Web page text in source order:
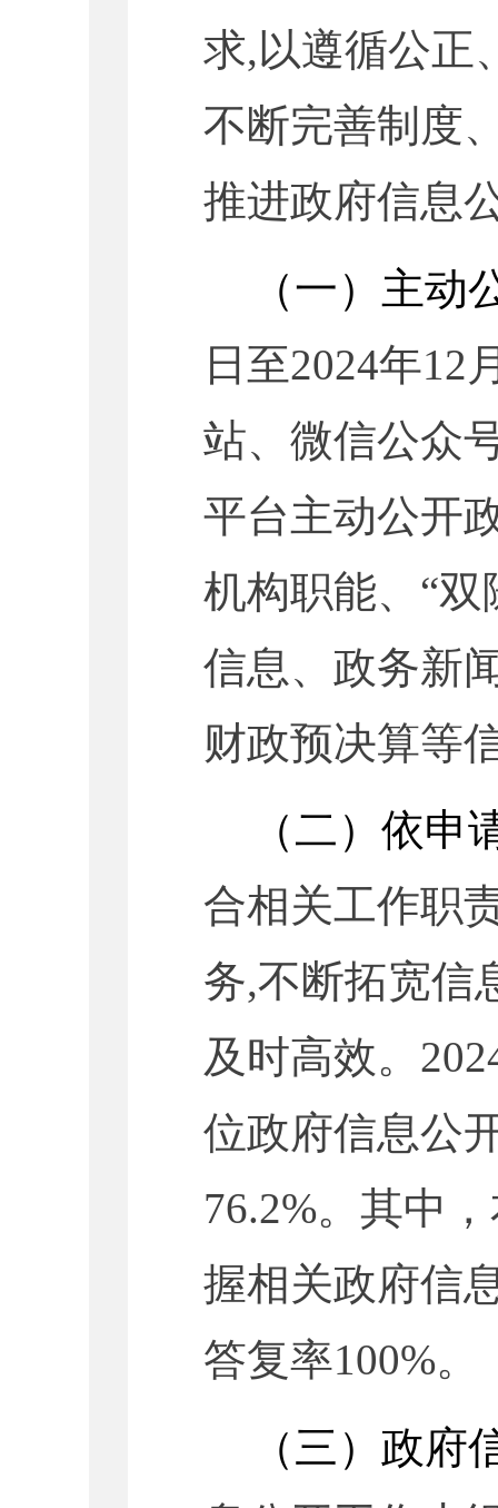
求,以遵循公正
不断完善制度
推进政府信息
（一）主动
日至2024年12
站、微信公众
平台主动公开
机构职能、“
信息、政务新
财政预决算等
（二）依申
合相关工作职
务,不断拓宽信
及时高效。
位政府信息公
76.2%。 其中，
握相关政府信
答复率100%。
（三）政府